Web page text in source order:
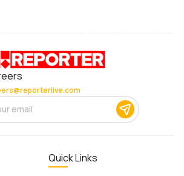
Quick Links